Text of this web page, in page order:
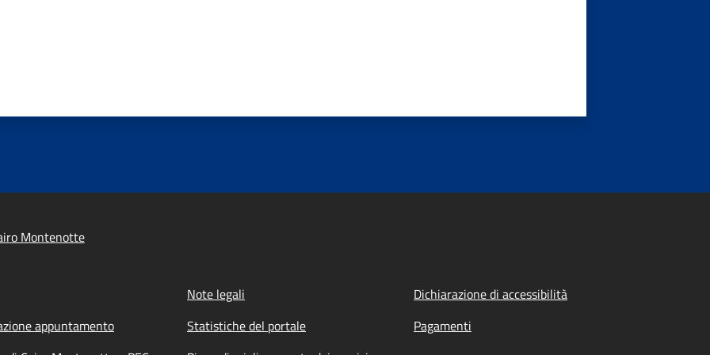
Montenotte
Note legali
Dichiarazione di accessibilità
appuntamento Statistiche del portale
Pagamenti